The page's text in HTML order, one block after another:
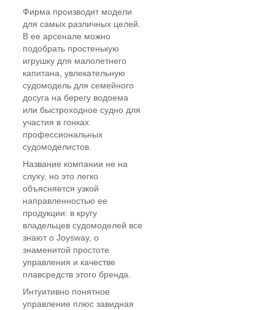
Фирма производит модели
для самых различных целей.
В ее арсенале можно
подобрать простенькую
игрушку для малолетнего
капитана, увлекательную
судомодель для семейного
досуга на берегу водоема
или быстроходное судно для
участия в гонках
профессиональных
судомоделистов.
Название компании не на
слуху, но это легко
объясняется узкой
направленностью ее
продукции: в кругу
владельцев судомоделей все
знают о Joysway, о
знаменитой простоте
управления и качестве
плавсредств этого бренда.
Интуитивно понятное
управление плюс завидная